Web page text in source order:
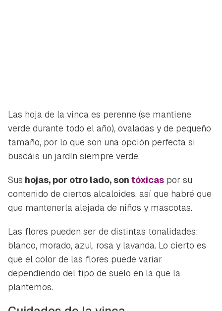
Las hoja de la vinca es perenne (se mantiene
verde durante todo el año), ovaladas y de pequeño
tamaño, por lo que son una opción perfecta si
buscáis un jardín siempre verde.
Sus hojas, por otro lado, son tóxicas por su
contenido de ciertos alcaloides, así que habré que
que mantenerla alejada de niños y mascotas.
Las flores pueden ser de distintas tonalidades:
blanco, morado, azul, rosa y lavanda. Lo cierto es
que el color de las flores puede variar
dependiendo del tipo de suelo en la que la
plantemos.